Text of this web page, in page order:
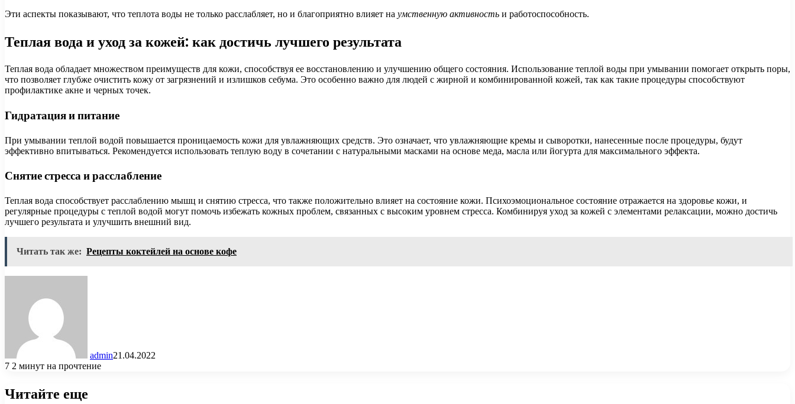
Эти аспекты показывают, что теплота воды не только расслабляет, но и благоприятно влияет на умственную активность и работоспособность.
Теплая вода и уход за кожей: как достичь лучшего результата
Теплая вода обладает множеством преимуществ для кожи, способствуя ее восстановлению и улучшению общего состояния. Использование теплой воды при умывании помогает открыть поры,
что позволяет глубже очистить кожу от загрязнений и излишков себума. Это особенно важно для людей с жирной и комбинированной кожей, так как такие процедуры способствуют
профилактике акне и черных точек.
Гидратация и питание
При умывании теплой водой повышается проницаемость кожи для увлажняющих средств. Это означает, что увлажняющие кремы и сыворотки, нанесенные после процедуры, будут
эффективно впитываться. Рекомендуется использовать теплую воду в сочетании с натуральными масками на основе меда, масла или йогурта для максимального эффекта.
Снятие стресса и расслабление
Теплая вода способствует расслаблению мышц и снятию стресса, что также положительно влияет на состояние кожи. Психоэмоциональное состояние отражается на здоровье кожи, и
регулярные процедуры с теплой водой могут помочь избежать кожных проблем, связанных с высоким уровнем стресса. Комбинируя уход за кожей с элементами релаксации, можно достичь
лучшего результата и улучшить внешний вид.
Читать так же: Рецепты коктейлей на основе кофе
admin21.04.2022
7 2 минут на прочтение
Читайте еще